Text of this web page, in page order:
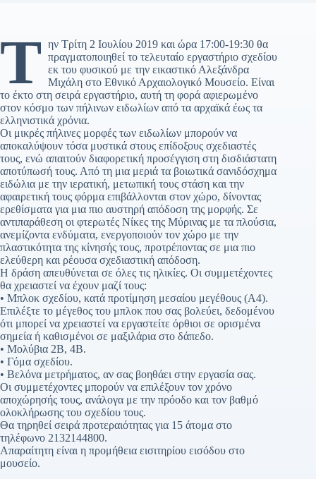
Τ ην Τρίτη 2 Ιουλίου 2019 και ώρα 17:00-19:30 θα
πραγματοποιηθεί το τελευταίο εργαστήριο σχεδίου
εκ του φυσικού με την εικαστικό Αλεξάνδρα
Μιχάλη στο Εθνικό Αρχαιολογικό Μουσείο. Είναι
το έκτο στη σειρά εργαστήριο, αυτή τη φορά αφιερωμένο
στον κόσμο των πήλινων ειδωλίων από τα αρχαϊκά έως τα
ελληνιστικά χρόνια.
Οι μικρές πήλινες μορφές των ειδωλίων μπορούν να
αποκαλύψουν τόσα μυστικά στους επίδοξους σχεδιαστές
τους, ενώ απαιτούν διαφορετική προσέγγιση στη δισδιάστατη
αποτύπωσή τους. Από τη μια μεριά τα βοιωτικά σανιδόσχημα
ειδώλια με την ιερατική, μετωπική τους στάση και την
αφαιρετική τους φόρμα επιβάλλονται στον χώρο, δίνοντας
ερεθίσματα για μια πιο αυστηρή απόδοση της μορφής. Σε
αντιπαράθεση οι φτερωτές Νίκες της Μύρινας με τα πλούσια,
ανεμίζοντα ενδύματα, ενεργοποιούν τον χώρο με την
πλαστικότητα της κίνησής τους, προτρέποντας σε μια πιο
ελεύθερη και ρέουσα σχεδιαστική απόδοση.
Η δράση απευθύνεται σε όλες τις ηλικίες. Οι συμμετέχοντες
θα χρειαστεί να έχουν μαζί τους:
• Μπλοκ σχεδίου, κατά προτίμηση μεσαίου μεγέθους (Α4).
Επιλέξτε το μέγεθος του μπλοκ που σας βολεύει, δεδομένου
ότι μπορεί να χρειαστεί να εργαστείτε όρθιοι σε ορισμένα
σημεία ή καθισμένοι σε μαξιλάρια στο δάπεδο.
• Μολύβια 2Β, 4Β.
• Γόμα σχεδίου.
• Βελόνα μετρήματος, αν σας βοηθάει στην εργασία σας.
Οι συμμετέχοντες μπορούν να επιλέξουν τον χρόνο
αποχώρησής τους, ανάλογα με την πρόοδο και τον βαθμό
ολοκλήρωσης του σχεδίου τους.
Θα τηρηθεί σειρά προτεραιότητας για 15 άτομα στο
τηλέφωνο 2132144800.
Απαραίτητη είναι η προμήθεια εισιτηρίου εισόδου στο
μουσείο.